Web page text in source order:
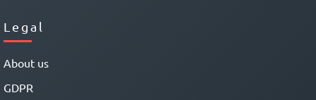
Legal
About us
GDPR